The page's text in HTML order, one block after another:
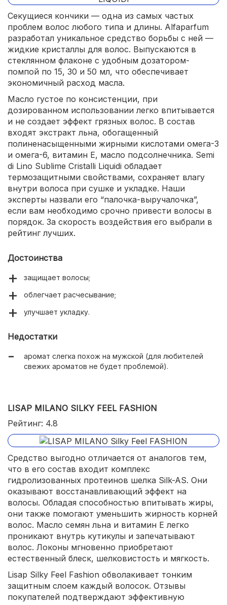
Секущиеся кончики — одна из самых частых
проблем волос любого типа и длины. Alfaparfum
разработал уникальное средство борьбы с ней —
жидкие кристаллы для волос. Выпускаются в
стеклянном флаконе с удобным дозатором-
помпой по 15, 30 и 50 мл, что обеспечивает
экономичный расход масла.
Масло густое по консистенции, при
дозированном использовании легко впитывается
и не создает эффект грязных волос. В состав
входят экстракт льна, обогащенный
полиненасыщенными жирными кислотами омега-3
и омега-6, витамин Е, масло подсолнечника. Semi
di Lino Sublime Cristalli Liquidi обладает
термозащитными свойствами, сохраняет влагу
внутри волоса при сушке и укладке. Наши
эксперты назвали его “палочка-выручалочка”,
если вам необходимо срочно привести волосы в
порядок. За скорость воздействия его выбрали в
рейтинг лучших.
Достоинства
защищает волосы;
облегчает расчесывание;
улучшает укладку.
Недостатки
аромат слегка похож на мужской (для любителей
свежих ароматов не будет проблемой).
LISAP MILANO SILKY FEEL FASHION
Рейтинг: 4.8
Средство выгодно отличается от аналогов тем,
что в его состав входит комплекс
гидролизованных протеинов шелка Silk-AS. Они
оказывают восстанавливающий эффект на
волосы. Обладая способностью впитывать жиры,
они также помогают уменьшить жирность корней
волос. Масло семян льна и витамин Е легко
проникают внутрь кутикулы и запечатывают
волос. Локоны мгновенно приобретают
естественный блеск, шелковистость и мягкость.
Lisap Silky Feel Fashion обволакивает тонким
защитным слоем каждый волосок. Отзывы
покупателей подтверждают эффективную